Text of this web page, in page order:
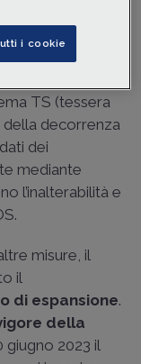
IMU
TS (tessera
della decorrenza
dei
mediante
l’inalterabilità e
misure, il
il
di espansione.
della
giugno 2023 il
i cookie